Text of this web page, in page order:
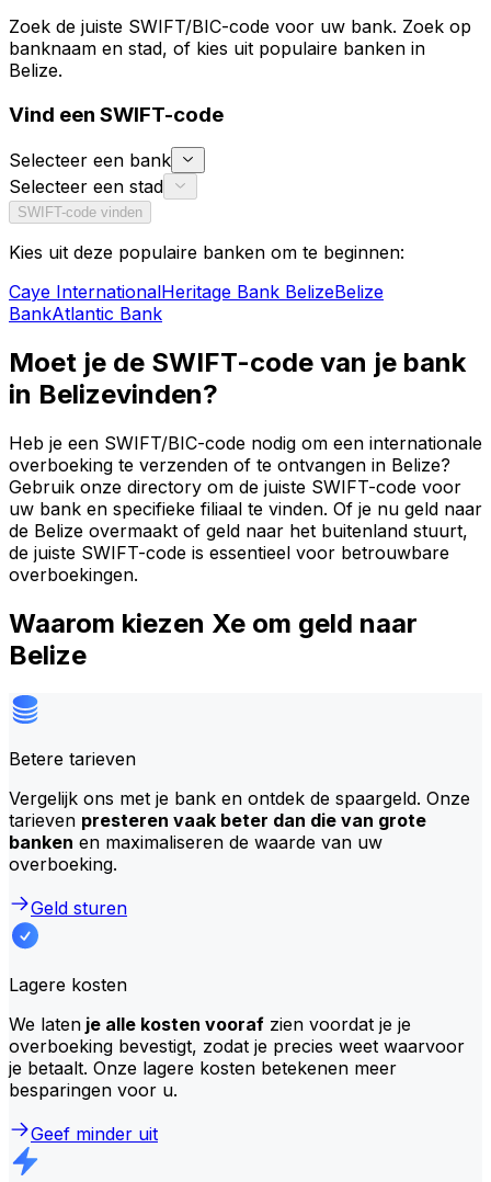
Zoek de juiste SWIFT/BIC-code voor uw bank. Zoek op
banknaam en stad, of kies uit populaire banken in
Belize.
Vind een SWIFT-code
Selecteer een bank
Selecteer een stad
SWIFT-code vinden
Kies uit deze populaire banken om te beginnen:
Caye InternationalHeritage Bank BelizeBelize
BankAtlantic Bank
Moet je de SWIFT-code van je bank
in Belizevinden?
Heb je een SWIFT/BIC-code nodig om een internationale
overboeking te verzenden of te ontvangen in Belize?
Gebruik onze directory om de juiste SWIFT-code voor
uw bank en specifieke filiaal te vinden. Of je nu geld naar
de Belize overmaakt of geld naar het buitenland stuurt,
de juiste SWIFT-code is essentieel voor betrouwbare
overboekingen.
Waarom kiezen Xe om geld naar
Belize
Betere tarieven
Vergelijk ons met je bank en ontdek de spaargeld. Onze
tarieven presteren vaak beter dan die van grote
banken en maximaliseren de waarde van uw
overboeking.
Geld sturen
Lagere kosten
We laten je alle kosten vooraf zien voordat je je
overboeking bevestigt, zodat je precies weet waarvoor
je betaalt. Onze lagere kosten betekenen meer
besparingen voor u.
Geef minder uit